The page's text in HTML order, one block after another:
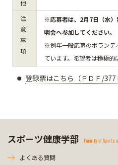
他
注
意
事
項
※応募者は、2月7日（水
明会へ参加してください。
※例年一般応募のボランテ
ています。希望者は積極的
登録票はこちら（ＰＤＦ/377
スポーツ健康学部 Faculty of Sports
よくある質問